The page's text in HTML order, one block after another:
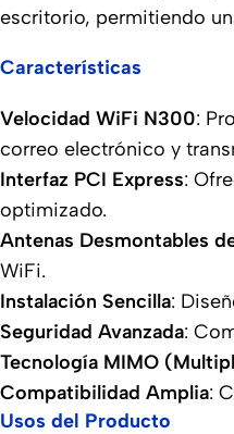
Bank
escritorio, permitiendo
Características
Velocidad WiFi N300:
correo electrónico y
Interfaz PCI Express:
optimizado.
Antenas Desmontables
WiFi.
Instalación Sencilla:
Seguridad Avanzada:
Tecnología MIMO
Compatibilidad Amplia:
Usos del Producto